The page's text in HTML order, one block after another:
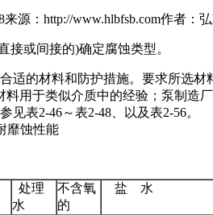
来源： http://www.hlbfsb.com作者：
或间接的)确定腐蚀类型。
适的材料和防护措施。要求所选材
用于类似介质中的经验；泵制造
表2-46～表2-48、以及表2-56。
靡蚀性能
处理
水
不含氧
的
盐 水